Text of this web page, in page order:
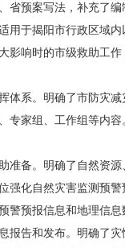
省预案写法，补充了
用于揭阳市行政区域
影响时的市级救助工
系。明确了市防灾减
专家组、工作组等内
备。明确了自然资源
强化自然灾害监测预
警预报信息和地理信息
告和发布。明确了灾